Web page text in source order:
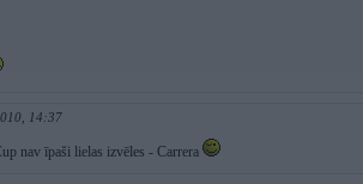
14:37
nav īpaši lielas izvēles - Carrera